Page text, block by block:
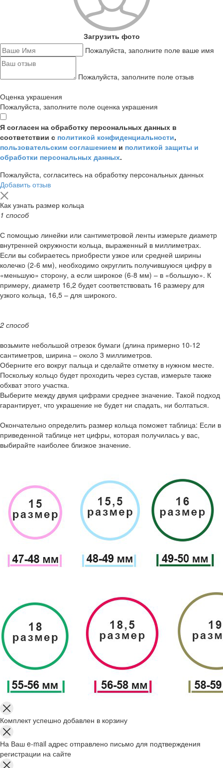
Загрузить фото
Пожалуйста, заполните поле ваше имя
Пожалуйста, заполните поле отзыв
Оценка украшения
Пожалуйста, заполните поле оценка украшения
Я согласен на обработку персональных данных в
соответствии с политикой конфиденциальности,
пользовательским соглашением и политикой защиты и
обработки персональных данных.
Пожалуйста, согласитесь на обработку персональных данных
Добавить отзыв
Как узнать размер кольца
1 способ
С помощью линейки или сантиметровой ленты измерьте диаметр
внутренней окружности кольца, выраженный в миллиметрах.
Если вы собираетесь приобрести узкое или средней ширины
колечко (2-6 мм), необходимо округлить получившуюся цифру в
«меньшую» сторону, а если широкое (6-8 мм) – в «большую». К
примеру, диаметр 16,2 будет соответствовать 16 размеру для
узкого кольца, 16,5 – для широкого.
2 способ
возьмите небольшой отрезок бумаги (длина примерно 10-12
сантиметров, ширина – около 3 миллиметров.
Оберните его вокруг пальца и сделайте отметку в нужном месте.
Поскольку кольцо будет проходить через сустав, измерьте также
обхват этого участка.
Выберите между двумя цифрами среднее значение. Такой подход
гарантирует, что украшение не будет ни спадать, ни болтаться.
Окончательно определить размер кольца поможет таблица: Если в
приведенной таблице нет цифры, которая получилась у вас,
выбирайте наиболее близкое значение.
Комплект успешно добавлен в корзину
На Ваш e-mail адрес отправлено письмо для подтверждения
регистрации на сайте